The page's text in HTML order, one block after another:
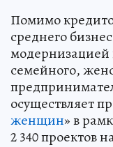
Помимо
среднего
семейного,
осуществляет
женщин» в
2 340 проектов